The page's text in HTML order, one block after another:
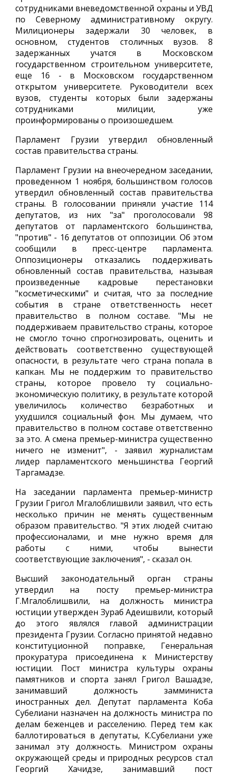
сотрудниками вневедомственной охраны и УВД
по Северному административному округу.
Милиционеры задержали 30 человек, в
основном, студентов столичных вузов. 8
задержанных учатся в Московском
государственном строительном университете,
еще 16 - в Московском государственном
открытом университете. Руководители всех
вузов, студенты которых были задержаны
сотрудниками милиции, уже
проинформированы о произошедшем.
Парламент Грузии утвердил обновленный
состав правительства страны.
Парламент Грузии на внеочередном заседании,
проведенном 1 ноября, большинством голосов
утвердил обновленный состав правительства
страны. В голосовании приняли участие 114
депутатов, из них "за" проголосовали 98
депутатов от парламентского большинства,
"против" - 16 депутатов от оппозиции. Об этом
сообщили в пресс-центре парламента.
Оппозиционеры отказались поддерживать
обновленный состав правительства, называя
произведенные кадровые перестановки
"косметическими" и считая, что за последние
события в стране ответственность несет
правительство в полном составе. "Мы не
поддерживаем правительство страны, которое
не смогло точно спрогнозировать, оценить и
действовать соответственно существующей
опасности, в результате чего страна попала в
капкан. Мы не поддержим то правительство
страны, которое провело ту социально-
экономическую политику, в результате которой
увеличилось количество безработных и
ухудшился социальный фон. Мы думаем, что
правительство в полном составе ответственно
за это. А смена премьер-министра существенно
ничего не изменит", - заявил журналистам
лидер парламентского меньшинства Георгий
Таргамадзе.
На заседании парламента премьер-министр
Грузии Григол Мгалоблишвили заявил, что есть
несколько причин не менять существенным
образом правительство. "Я этих людей считаю
профессионалами, и мне нужно время для
работы с ними, чтобы вынести
соответствующие заключения", - сказал он.
Высший законодательный орган страны
утвердил на посту премьер-министра
Г.Мгалоблишвили, на должность министра
юстиции утвержден Зураб Адеишвили, который
до этого являлся главой администрации
президента Грузии. Согласно принятой недавно
конституционной поправке, Генеральная
прокуратура присоединена к Министерству
юстиции. Пост министра культуры охраны
памятников и спорта занял Григол Вашадзе,
занимавший должность замминиста
иностранных дел. Депутат парламента Коба
Субелиани назначен на должность министра по
делам беженцев и расселению. Перед тем как
баллотироваться в депутаты, К.Субелиани уже
занимал эту должность. Министром охраны
окружающей среды и природных ресурсов стал
Георгий Хачидзе, занимавший пост